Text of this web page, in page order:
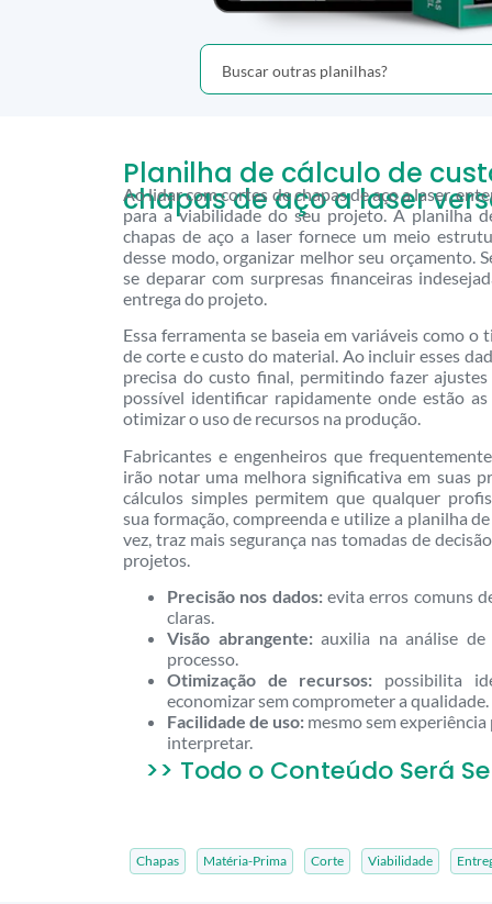
Planilha de cálculo de
chapas de aço a laser
Ao lidar com cortes de chapas de aço a laser,
para a viabilidade do seu projeto. A planilha
chapas de aço a laser fornece um meio
desse modo, organizar melhor seu orçamento.
se deparar com surpresas financeiras
entrega do projeto.
Essa ferramenta se baseia em variáveis como o
de corte e custo do material. Ao incluir esses
precisa do custo final, permitindo fazer
possível identificar rapidamente onde estão
otimizar o uso de recursos na produção.
Fabricantes e engenheiros que
irão notar uma melhora significativa em suas
cálculos simples permitem que qualquer
sua formação, compreenda e utilize a planilha
vez, traz mais segurança nas tomadas de
projetos.
Precisão nos dados:evita erros comuns
claras.
Visão abrangente:auxilia na análise
processo.
Otimização de recursos: possibilita
economizar sem comprometer a qualidade.
Facilidade de uso: mesmo sem
interpretar.
>> Todo o Conteúdo Será
Chapas Matéria-Prima Corte Viabilidade